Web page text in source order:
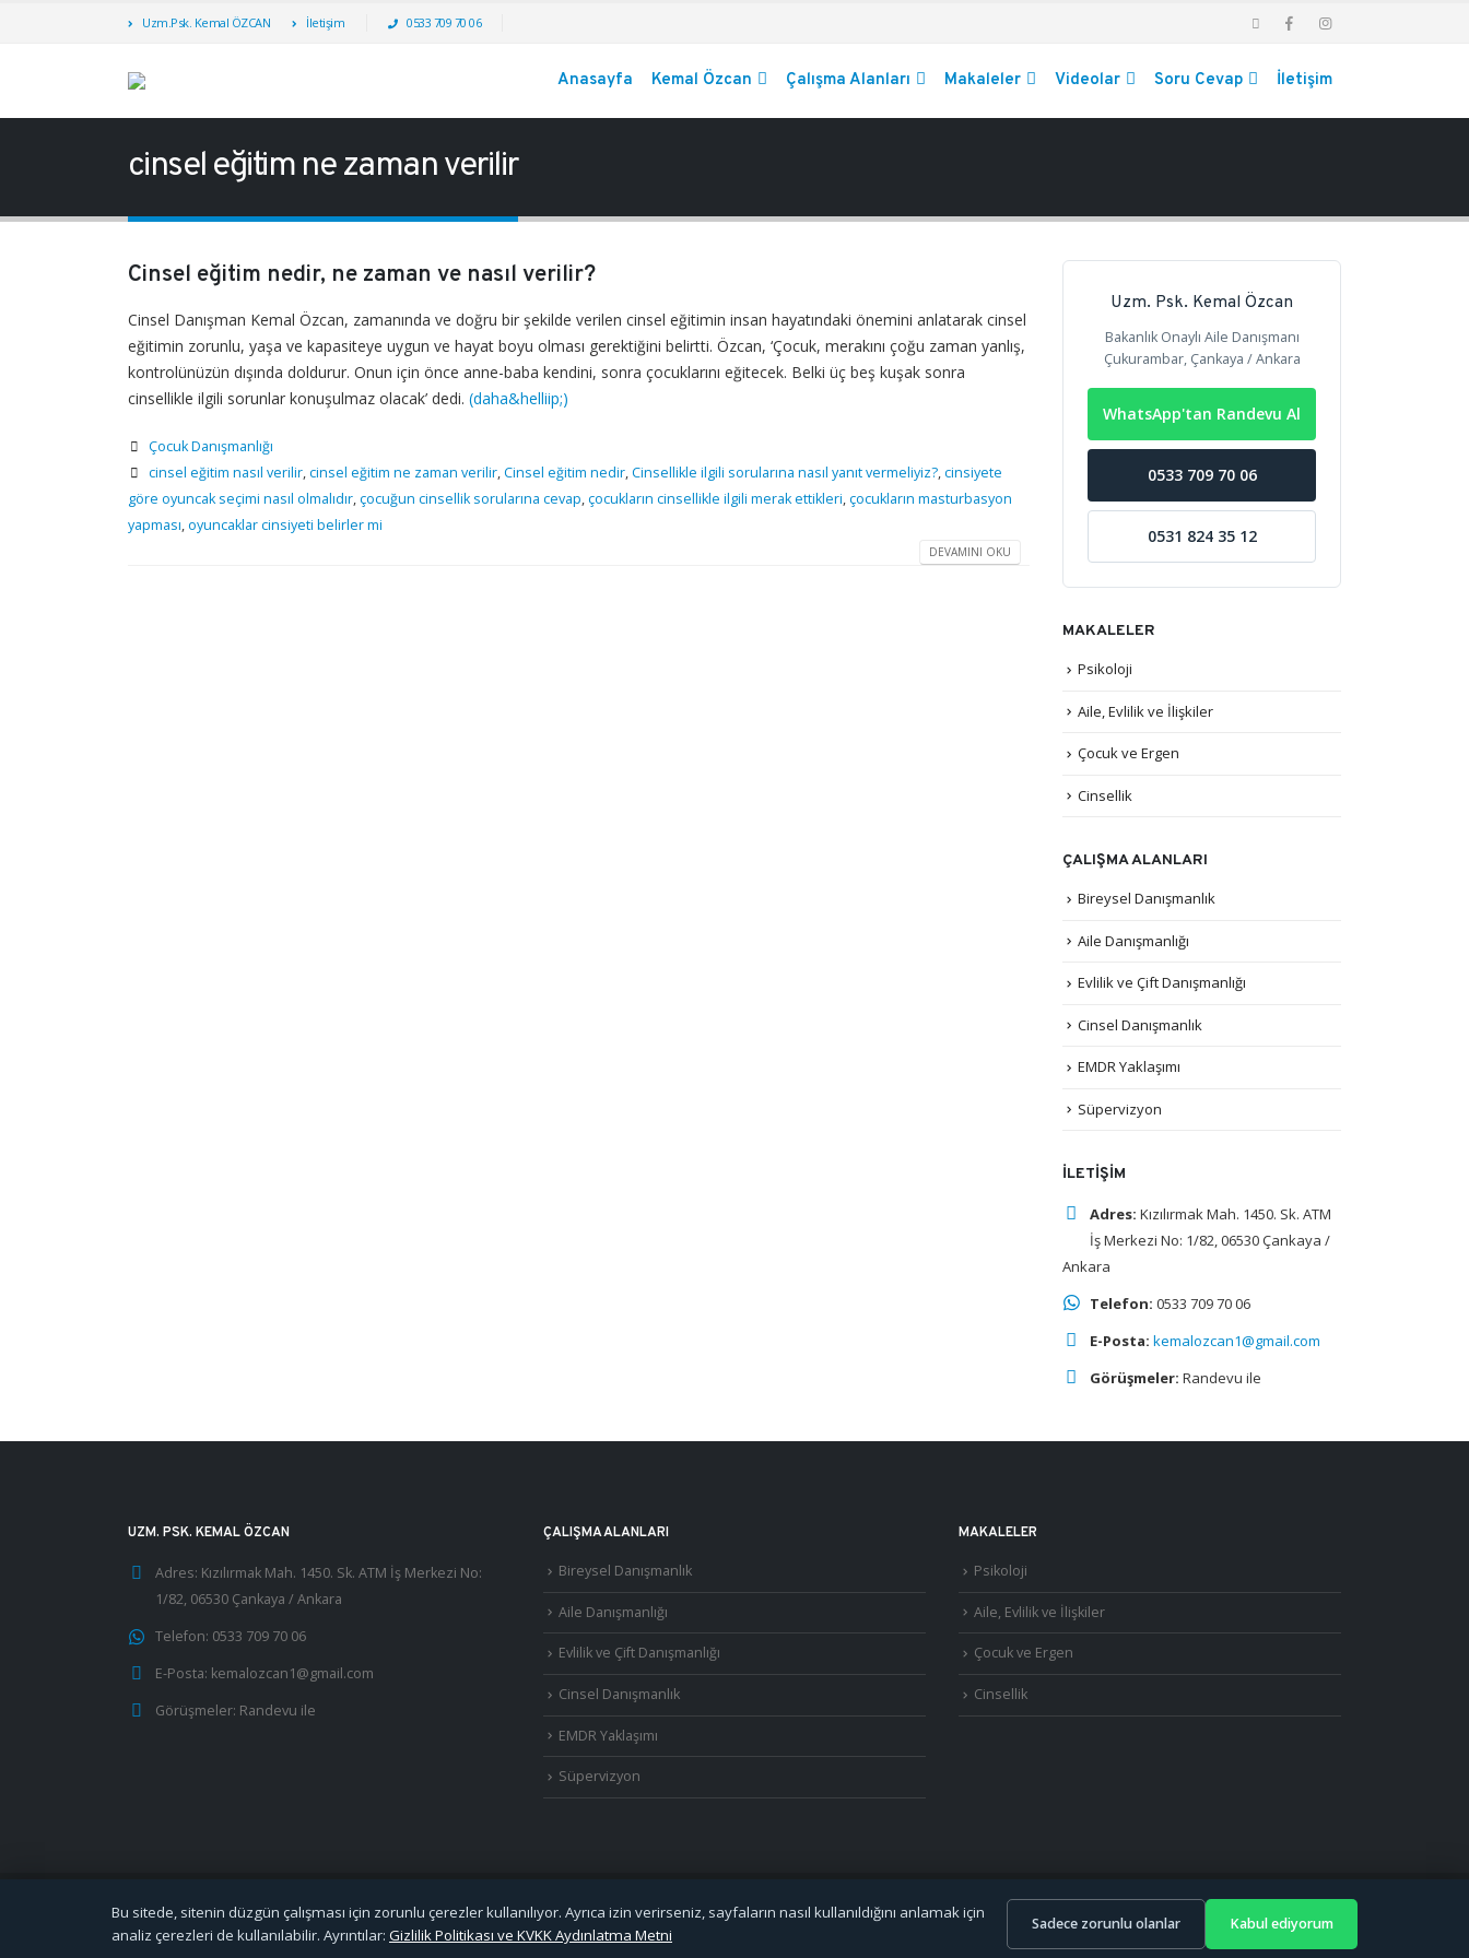
Uzm.Psk. Kemal ÖZCAN İletişim 0533 709 70 06
Anasayfa Kemal Özcan Çalışma Alanları Makaleler Videolar Soru Cevap İletişim
cinsel eğitim ne zaman verilir
Cinsel eğitim nedir, ne zaman ve nasıl verilir?
Cinsel Danışman Kemal Özcan, zamanında ve doğru bir şekilde verilen cinsel eğitimin insan hayatındaki önemini anlatarak cinsel
eğitimin zorunlu, yaşa ve kapasiteye uygun ve hayat boyu olması gerektiğini belirtti. Özcan, ‘Çocuk, merakını çoğu zaman yanlış,
kontrolünüzün dışında doldurur. Onun için önce anne-baba kendini, sonra çocuklarını eğitecek. Belki üç beş kuşak sonra
cinsellikle ilgili sorunlar konuşulmaz olacak’ dedi. (daha&helliip;)
Çocuk Danışmanlığı
cinsel eğitim nasıl verilir,cinsel eğitim ne zaman verilir,Cinsel eğitim nedir,Cinsellikle ilgili sorularına nasıl yanıt vermeliyiz?,cinsiyete
göre oyuncak seçimi nasıl olmalıdır,çocuğun cinsellik sorularına cevap,çocukların cinsellikle ilgili merak ettikleri,çocukların masturbasyon
yapması,oyuncaklar cinsiyeti belirler mi
DEVAMINI OKU
Uzm. Psk. Kemal Özcan
Bakanlık Onaylı Aile Danışmanı
Çukurambar, Çankaya / Ankara
WhatsApp'tan Randevu Al
0533 709 70 06
0531 824 35 12
MAKALELER
Psikoloji
Aile, Evlilik ve İlişkiler
Çocuk ve Ergen
Cinsellik
ÇALIŞMA ALANLARI
Bireysel Danışmanlık
Aile Danışmanlığı
Evlilik ve Çift Danışmanlığı
Cinsel Danışmanlık
EMDR Yaklaşımı
Süpervizyon
İLETIŞIM
Adres: Kızılırmak Mah. 1450. Sk. ATM
İş Merkezi No: 1/82, 06530 Çankaya /
Ankara
Telefon: 0533 709 70 06
E-Posta: kemalozcan1@gmail.com
Görüşmeler: Randevu ile
UZM. PSK. KEMAL ÖZCAN
Adres: Kızılırmak Mah. 1450. Sk. ATM İş Merkezi No:
1/82, 06530 Çankaya / Ankara
Telefon: 0533 709 70 06
E-Posta: kemalozcan1@gmail.com
Görüşmeler: Randevu ile
ÇALIŞMA ALANLARI
Bireysel Danışmanlık
Aile Danışmanlığı
Evlilik ve Çift Danışmanlığı
Cinsel Danışmanlık
EMDR Yaklaşımı
Süpervizyon
MAKALELER
Psikoloji
Aile, Evlilik ve İlişkiler
Çocuk ve Ergen
Cinsellik
©2026Uzm. Psk. Kemal Özcan. Tüm hakları saklıdır. ·Gizlilik Politikası ve KVKK
Bu sitede, sitenin düzgün çalışması için zorunlu çerezler kullanılıyor. Ayrıca izin verirseniz, sayfaların nasıl kullanıldığını anlamak için
analiz çerezleri de kullanılabilir. Ayrıntılar: Gizlilik Politikası ve KVKK Aydınlatma Metni
Sadece zorunlu olanlar Kabul ediyorum